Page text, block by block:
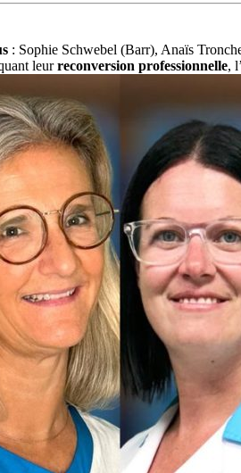
: Sophie Schwebel (Barr), Anaïs
leurreconversion professionnelle, l’